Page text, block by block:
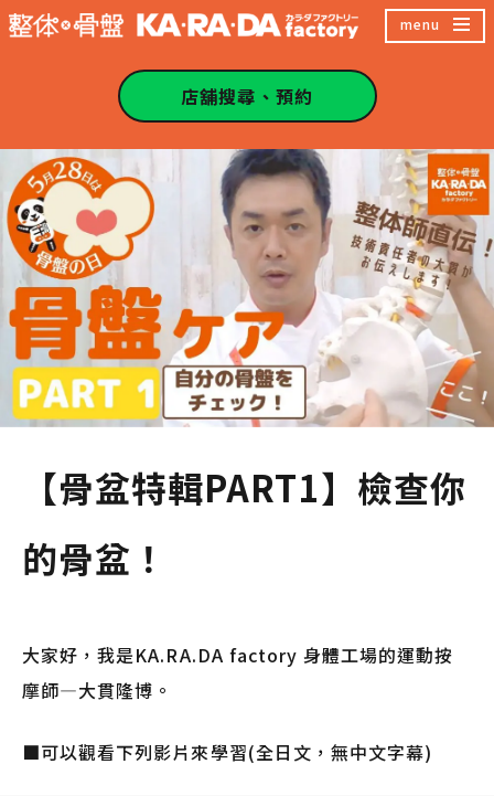
跳
容
區
menu
店舖搜尋、預約
【骨盆特輯PART1】檢查你
的骨盆！
大家好，我是KA.RA.DA factory 身體工場的運動按
摩師—大貫隆博。
■可以觀看下列影片來學習(全日文，無中文字幕)